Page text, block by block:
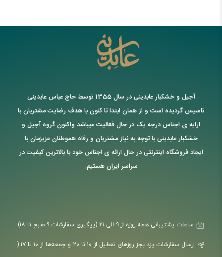
آجیل و خشکبار عابدینی در سال 1355 توسط حاج عباس عابدینی
تاسیس گردیده است و از همان ابتدا تا کنون با هدف رضایت مشتریان با
ارایه ی اجناس درجه یک در حال فعالیت میباشد واکنون گروه آجیل و
خشکبار عابدینی با توجه به نیاز مشتریان و رفاه هموطنان عزیزمان با
ایجاد فروشگاه اینترنتی در حال ارائه ی اجناس خود با بالاترین کیفیت در
سراسر ایران هستیم.
ارسال سفارشات یزد بجز روزهای تعطیل از ۱۰ تا ۲۰ و جمعه‌ها از ۱۰ تا ۱۷ (